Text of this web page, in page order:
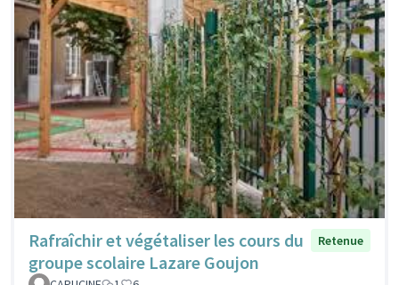
Rafraîchir et végétaliser les cours du
groupe scolaire Lazare Goujon
Retenue